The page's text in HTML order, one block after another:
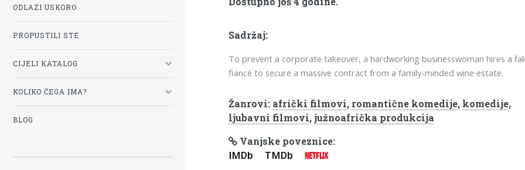
Sadržaj:
To prevent a corporate takeover, a hardworking businesswoman hires a
fiancé to secure a massive contract from a family-minded wine estate.
Žanrovi: afrički filmovi, romantične komedije, komedije,
ljubavni filmovi,južnoafrička produkcija
Vanjske poveznice:
IMDb TMDb NETFLIX
ODLAZI USKORO
PROPUSTILI STE
CIJELI KATALOG
KOLIKO ČEGA IMA?
BLOG